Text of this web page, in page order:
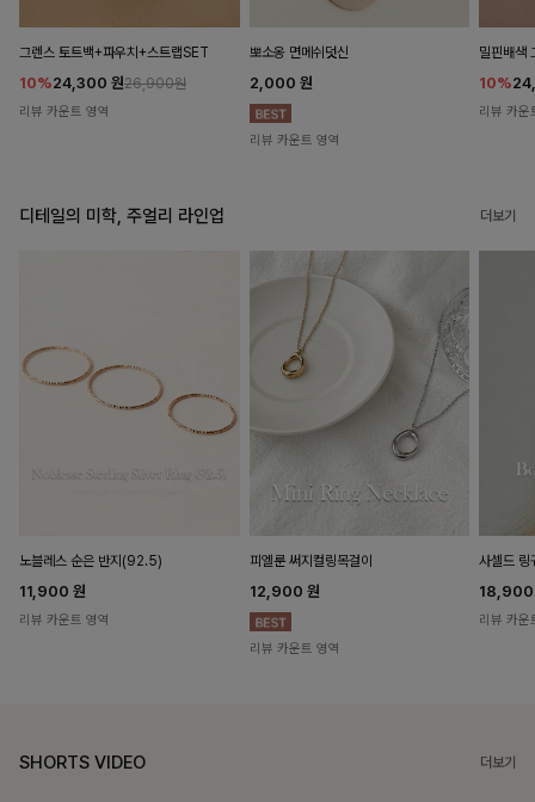
그렌스 토트백+파우치+스트랩SET
10%24,300 원26,900원
리뷰 카운트 영역
뽀소옹 면메쉬덧신
2,000 원
리뷰 카운트 영역
밀핀배색
10%
리뷰 카운
디테일의 미학, 주얼리 라인업 더보기
노블레스 순은 반지(92.5)
11,900 원
리뷰 카운트 영역
피엘룬 써지컬링목걸이
12,900 원
리뷰 카운트 영역
사셀드 링
리뷰 카운
SHORTS VIDEO 더보기